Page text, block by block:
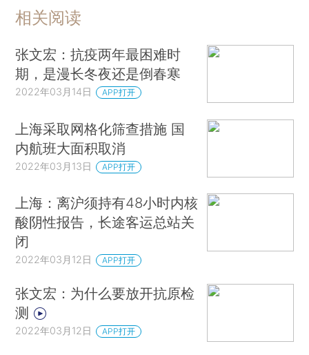
相关阅读
张文宏：抗疫两年最困难时
期，是漫长冬夜还是倒春寒
2022年03月14日 APP打开
上海采取网格化筛查措施 国
内航班大面积取消
2022年03月13日 APP打开
上海：离沪须持有48小时内核
酸阴性报告，长途客运总站关
闭
2022年03月12日 APP打开
张文宏：为什么要放开抗原检
测
2022年03月12日 APP打开